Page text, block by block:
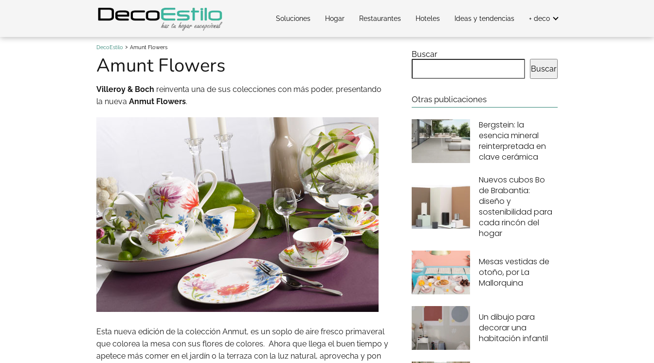
Soluciones Hogar Restaurantes Hoteles Ideas y tendencias + deco
DecoEstilo Amunt Flowers
Amunt Flowers
Villeroy & Boch reinventa una de sus colecciones con más poder, presentando
la nueva Anmut Flowers.
Esta nueva edición de la colección Anmut, es un soplo de aire fresco primaveral
que colorea la mesa con sus flores de colores. Ahora que llega el buen tiempo y
apetece más comer en el jardín o la terraza con la luz natural, aprovecha y pon
Buscar
Buscar
Otras publicaciones
Bergstein: la
esencia mineral
reinterpretada en
clave cerámica
Nuevos cubos Bo
de Brabantia:
diseño y
sostenibilidad para
cada rincón del
hogar
Mesas vestidas de
otoño, por La
Mallorquina
Un dibujo para
decorar una
habitación infantil